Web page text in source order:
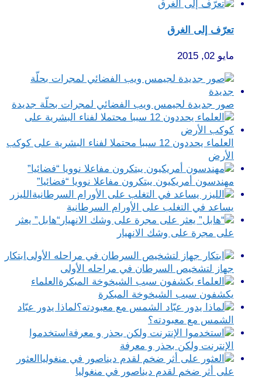
تعرّف إلى الغرق
مايو 02, 2015
صور جديدة لجيمس ويب الفضائي لمجرات بحلّة جديدة
العلماء يحددون 12 سببا محتملا لفناء البشرية على كوكب
الأرض
مهندسون أمريكيون يبتكرون مفاعلا نوويا “فضائيا”
الليزر
يساعد في التغلب على الأورام السرطانية
“هابل” يعثر
على مجرة على وشك الانهيار
ابتكار
جهاز لتشخيص السرطان في مراحله الأولى
العلماء
يكشفون سبب الشيخوخة المبكرة
لماذا يدور عبّاد
الشمس مع معبودته؟
استخدموا
الإنترنت ولكن بحذر و معرفة
العثور
على أثر ضخم لقدم ديناصور في منغوليا